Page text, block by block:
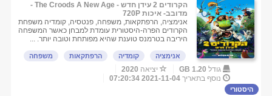
הקרודים 2 עידן חדש - The Croods A New Age -
מדובב- איכות 720P
אנימציה, הרפתקאות, משפחה, פנטסיה, קומדיה משפחת
הקרודים הפרה-היסטורית עומדת למבחן כאשר המשפחה
היריבה בטרמנס טוענת שהיא מפותחת וטובה יותר. ...
גודל 1.20 GB יציאה 2020
נוסף בתאריך 2021-11-04 07:20:34
אנימציה קומדיה הרפתקאות משפחה
היסטורי